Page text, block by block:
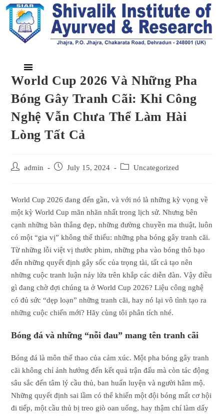
World Cup 2026 Và Những Pha
Bóng Gây Tranh Cãi: Khi Công
Nghệ Vẫn Chưa Thể Làm Hài
Lòng Tất Cả
admin July 15, 2024 Uncategorized
World Cup 2026 đang đến gần, và với nó là những kỳ vọng về
một kỳ World Cup mãn nhãn nhất trong lịch sử. Nhưng bên
cạnh những bàn thắng đẹp, những đường chuyền ma thuật, luôn
có một “gia vị” không thể thiếu: những pha bóng gây tranh cãi.
Từ những lỗi việt vị thước phim, những pha vào bóng thô bạo
đến những quyết định gây sốc của trọng tài, tất cả tạo nên
những cuộc tranh luận nảy lửa trên khắp các diễn đàn. Vậy điều
gì đang chờ đợi chúng ta ở World Cup 2026? Liệu công nghệ
có đủ sức “dẹp loạn” những tranh cãi, hay nó lại vô tình tạo ra
những cuộc chiến mới? Hãy cùng tôi phân tích nhé.
Bóng đá và những “nỗi đau” mang tên tranh cãi
Bóng đá là môn thể thao của cảm xúc. Một pha bóng gây tranh
cãi không chỉ ảnh hưởng đến kết quả trận đấu mà còn tác động
sâu sắc đến tâm lý cầu thủ, ban huấn luyện và người hâm mộ.
Những quyết định sai lầm có thể khiến một đội bóng mất cơ hội
đi tiếp, một cầu thủ bị treo giò oan uổng, hay thậm chí làm dấy